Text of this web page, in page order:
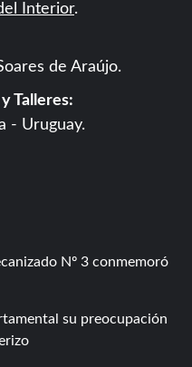
Interior.
de Araújo.
Talleres:
- Uruguay.
Nº 3 conmemoró
su preocupación